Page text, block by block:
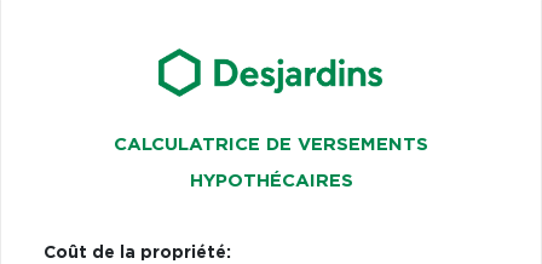
CALCULATRICE DE VERSEMENTS
HYPOTHÉCAIRES
Coût de la propriété: